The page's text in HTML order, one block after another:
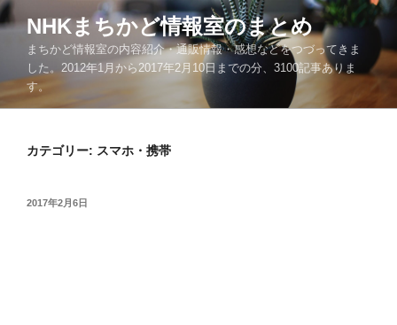
コ
ン
ツ
NHKまちかど情報室のまとめ
まちかど情報室の内容紹介・通販情報・感想などをつづってきま
した。2012年1月から2017年2月10日までの分、3100記事ありま
す。
カテゴリー: スマホ・携帯
投
2017年2月6日